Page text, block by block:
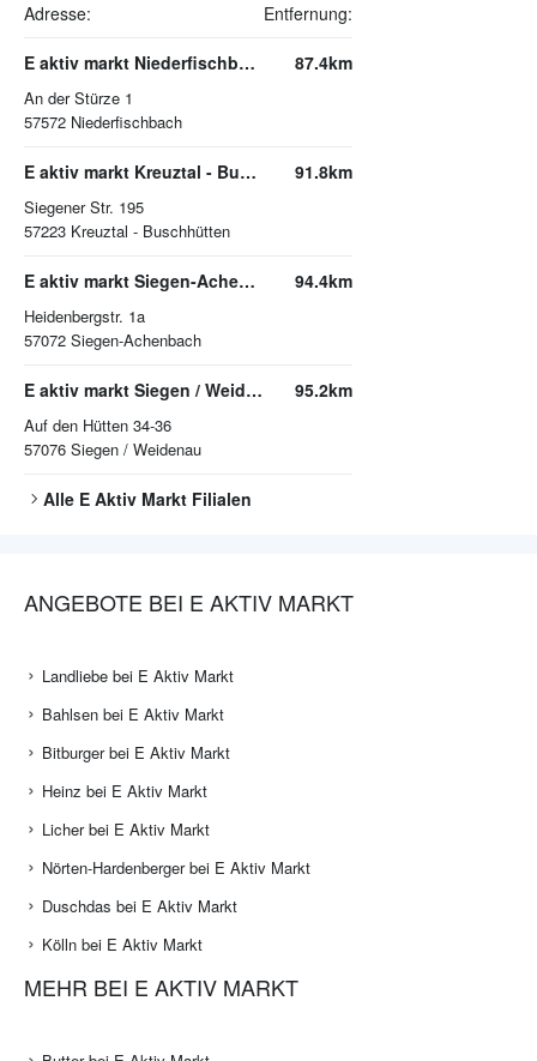
Adresse: Entfernung:
E aktiv markt Niederfischbach
An der Stürze 1
57572 Niederfischbach
87.4km
E aktiv markt Kreuztal - Buschhütten
Siegener Str. 195
57223 Kreuztal - Buschhütten
91.8km
E aktiv markt Siegen-Achenbach
Heidenbergstr. 1a
57072 Siegen-Achenbach
94.4km
E aktiv markt Siegen / Weidenau
Auf den Hütten 34-36
57076 Siegen / Weidenau
95.2km
Alle E Aktiv Markt Filialen
ANGEBOTE BEI E AKTIV MARKT
Landliebe bei E Aktiv Markt
Bahlsen bei E Aktiv Markt
Bitburger bei E Aktiv Markt
Heinz bei E Aktiv Markt
Licher bei E Aktiv Markt
Nörten-Hardenberger bei E Aktiv Markt
Duschdas bei E Aktiv Markt
Kölln bei E Aktiv Markt
MEHR BEI E AKTIV MARKT